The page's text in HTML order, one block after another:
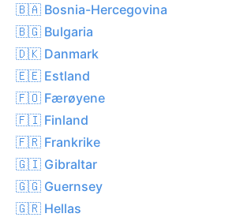
🇧🇦 Bosnia-Hercegovina
🇧🇬 Bulgaria
🇩🇰 Danmark
🇪🇪 Estland
🇫🇴 Færøyene
🇫🇮 Finland
🇫🇷 Frankrike
🇬🇮 Gibraltar
🇬🇬 Guernsey
🇬🇷 Hellas